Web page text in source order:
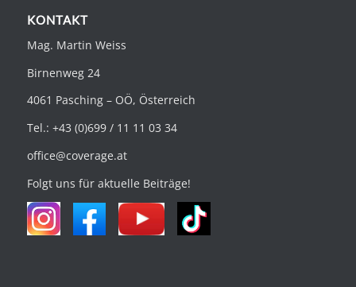
KONTAKT
Mag. Martin Weiss
Birnenweg 24
4061 Pasching – OÖ, Österreich
Tel.: +43 (0)699 / 11 11 03 34
office@coverage.at
Folgt uns für aktuelle Beiträge!